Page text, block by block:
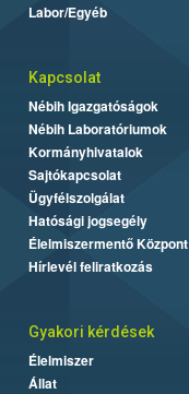
Labor/Egyéb
Kapcsolat
Nébih Igazgatóságok
Nébih Laboratóriumok
Kormányhivatalok
Sajtókapcsolat
Ügyfélszolgálat
Hatósági jogsegély
Élelmiszermentő Központ
Hírlevél feliratkozás
Gyakori kérdések
Élelmiszer
Állat